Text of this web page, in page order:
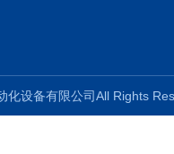
化设备有限公司All Rights